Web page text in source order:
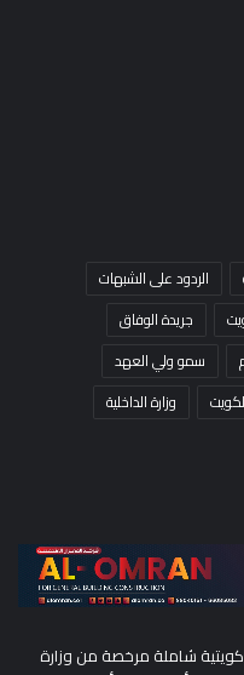
الردود على الشبهات
جريدة الوفاق
سمو ولي العهد
وزارة الداخلية
شاملة مرخصة من وزارة